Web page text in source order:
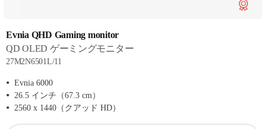
Evnia QHD Gaming monitor
QD OLED ゲーミングモニター
27M2N6501L/11
Evnia 6000
26.5 インチ（67.3 cm）
2560 x 1440（クアッド HD）